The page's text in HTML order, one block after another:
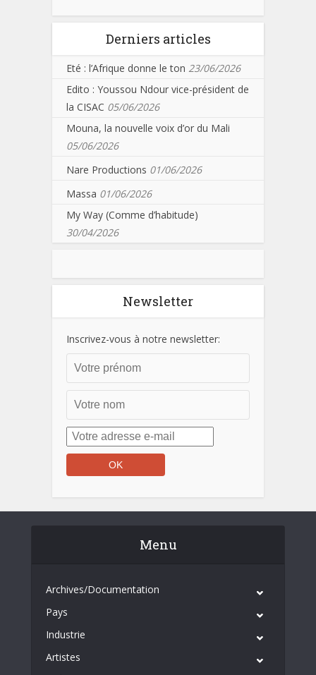
Derniers articles
Eté : l’Afrique donne le ton 23/06/2026
Edito : Youssou Ndour vice-président de
la CISAC 05/06/2026
Mouna, la nouvelle voix d’or du Mali
05/06/2026
Nare Productions 01/06/2026
Massa 01/06/2026
My Way (Comme d’habitude)
30/04/2026
Newsletter
Inscrivez-vous à notre newsletter:
Menu
Archives/Documentation
Pays
Industrie
Artistes